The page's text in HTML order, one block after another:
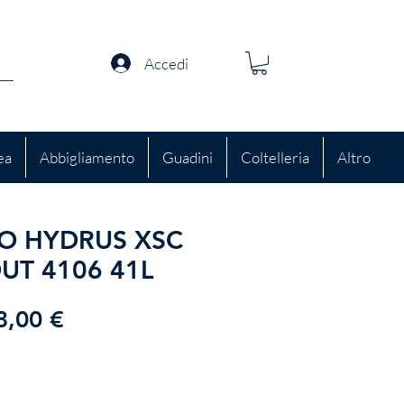
Accedi
Abbigliamento Guadini Coltelleria Altro
HYDRUS XSC
4106 41L
€